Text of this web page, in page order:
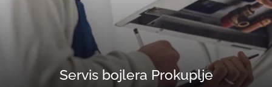
Servis bojlera Prokuplje